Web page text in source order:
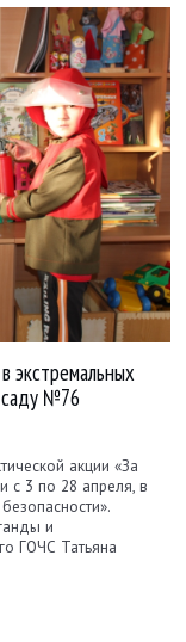
экстремальных
саду №76
акции «За
с 3 по 28 апреля, в
и
ГОЧС Татьяна